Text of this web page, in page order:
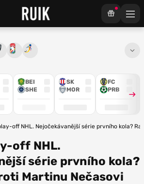
BEI
SHE
SK
MOR
FC
PRB
Mistrovství světa
off NHL. Nejočekávanější série prvního kola?
off NHL.
série prvního kola?
Martinu Nečasovi